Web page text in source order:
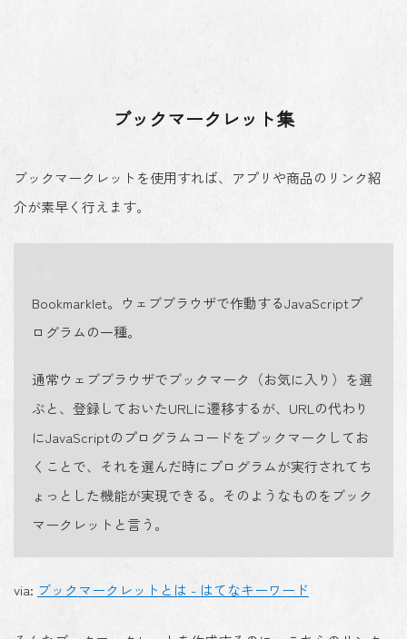
ブックマークレット集
ブックマークレットを使用すれば、アプリや商品のリンク紹
介が素早く行えます。
Bookmarklet。ウェブブラウザで作動するJavaScriptプ
ログラムの一種。
通常ウェブブラウザでブックマーク（お気に入り）を選
ぶと、登録しておいたURLに遷移するが、URLの代わり
にJavaScriptのプログラムコードをブックマークしてお
くことで、それを選んだ時にプログラムが実行されてち
ょっとした機能が実現できる。そのようなものをブック
マークレットと言う。
via: ブックマークレットとは - はてなキーワード